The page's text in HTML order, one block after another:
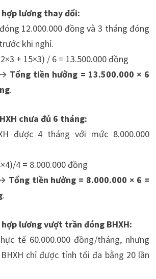
lương thay đổi:
12.000.000 đồng và 3 tháng đóng
khi nghỉ.
+ 15×3) / 6 = 13.500.000 đồng
Tổng tiền hưởng = 13.500.000 × 6
.
chưa đủ 6 tháng:
được 4 tháng với mức 8.000.000
4 = 8.000.000 đồng
Tổng tiền hưởng = 8.000.000 × 6 =
.
lương vượt trần đóng BHXH:
tế 60.000.000 đồng/tháng, nhưng
chỉ được tính tối đa bằng 20 lần